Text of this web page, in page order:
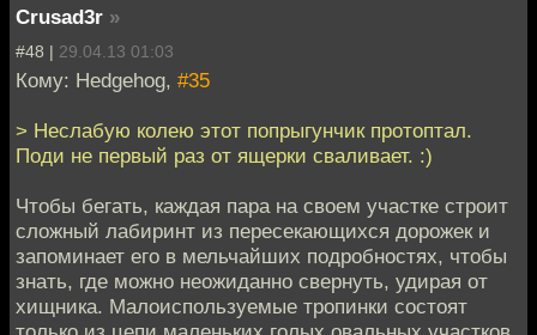
Crusad3r »
#48 | 29.04.13 01:03
Кому: Hedgehog, #35
> Неслабую колею этот попрыгунчик протоптал.
Поди не первый раз от ящерки сваливает. :)
Чтобы бегать, каждая пара на своем участке строит
сложный лабиринт из пересекающихся дорожек и
запоминает его в мельчайших подробностях, чтобы
знать, где можно неожиданно свернуть, удирая от
хищника. Малоиспользуемые тропинки состоят